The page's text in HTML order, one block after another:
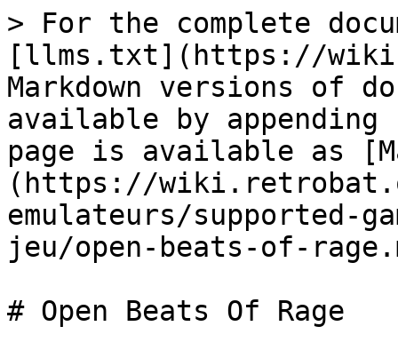
> For the complete
[llms.txt](https://
Markdown versions of
available by
page is available as
(https://
emulateurs/supported-
jeu/open-beats-of-
# Open Beats Of Rage